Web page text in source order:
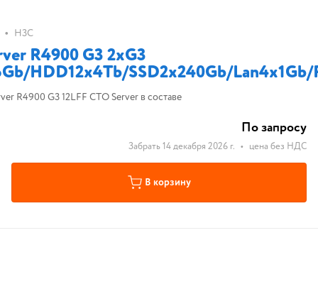
• H3C
R4900 G3 2xG3
HDD12x4Tb/SSD2x240Gb/
R4900 G3 12LFF CTO Server в составе
По запросу
Забрать 14 декабря 2026 г. • цена без НДС
В корзину